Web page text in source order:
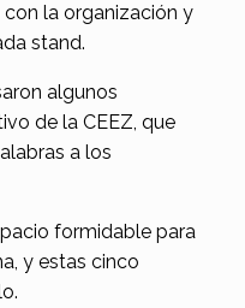
la organización y
stand.
algunos
de la CEEZ, que
a los
formidable para
y estas cinco